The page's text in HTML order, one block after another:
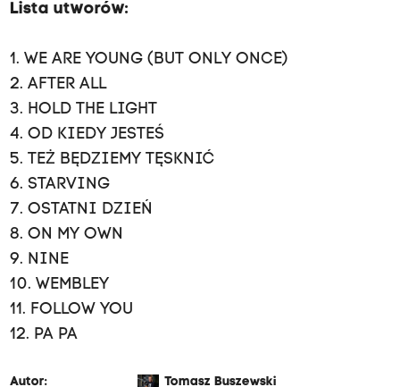
Lista utworów:
1. WE ARE YOUNG (BUT ONLY ONCE)
2. AFTER ALL
3. HOLD THE LIGHT
4. OD KIEDY JESTEŚ
5. TEŻ BĘDZIEMY TĘSKNIĆ
6. STARVING
7. OSTATNI DZIEŃ
8. ON MY OWN
9. NINE
10. WEMBLEY
11. FOLLOW YOU
12. PA PA
Autor: Tomasz Buszewski